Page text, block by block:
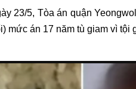
23/5, Tòa án quận
mức án 17 năm tù giam vì tội